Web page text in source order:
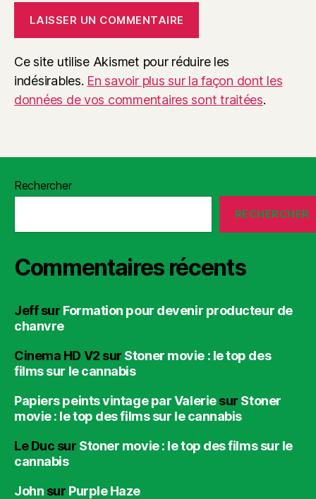
Ce site utilise Akismet pour réduire les
indésirables. En savoir plus sur la façon dont les
données de vos commentaires sont traitées.
Rechercher
RECHERCHER
Commentaires récents
Jeffsur Formation pour devenir producteur de
chanvre
Cinema HD V2 sur Stoner movie : le top des
films sur le cannabis
Papiers peints vintage par Valeriesur Stoner
movie : le top des films sur le cannabis
Le Duc sur Stoner movie : le top des films sur le
cannabis
John sur Purple Haze